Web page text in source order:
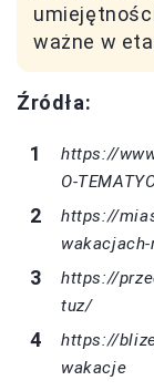
ważne w
Źródła:
https://
O-
https://
https://
tuz/
https://
wakacje